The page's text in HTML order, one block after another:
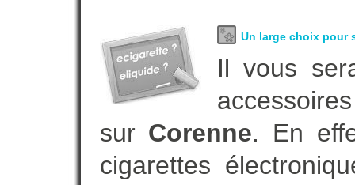
Un large choix pour
Il vous
sur Corenne. En
cigarettes